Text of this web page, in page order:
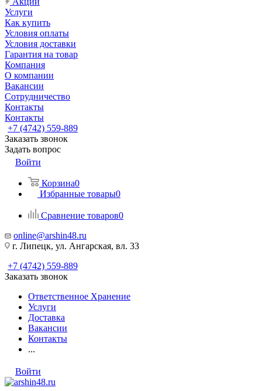
Услуги
Как купить
Условия оплаты
Условия доставки
Гарантия на товар
Компания
О компании
Вакансии
Сотрудничество
Контакты
Контакты
+7 (4742) 559-889
Заказать звонок
Задать вопрос
Войти
Корзина0
Избранные товары0
Сравнение товаров0
online@arshin48.ru
г. Липецк, ул. Ангарская, вл. 33
+7 (4742) 559-889
Заказать звонок
Ответственное Хранение
Услуги
Доставка
Вакансии
Контакты
...
Войти